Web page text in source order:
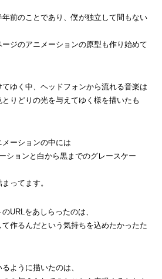
前のことであり、僕が独立して間もない
ジのアニメーションの原型も作り始めて
ゆく中、ヘッドフォンから流れる音楽は
りどりの光を与えてゆく様を描いたも
ーションの中には
ションと白から黒までのグレースケー
ってます。
URLをあしらったのは、
作るんだという気持ちを込めたかったた
ように描いたのは、